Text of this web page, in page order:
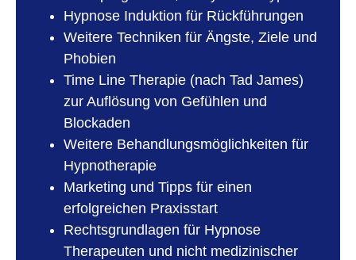
Hypnose Induktion für Rückführungen
Weitere Techniken für Ängste, Ziele und
Phobien
Time Line Therapie (nach Tad James)
zur Auflösung von Gefühlen und
Blockaden
Weitere Behandlungsmöglichkeiten für
Hypnotherapie
Marketing und Tipps für einen
erfolgreichen Praxisstart
Rechtsgrundlagen für Hypnose
Therapeuten und nicht medizinischer